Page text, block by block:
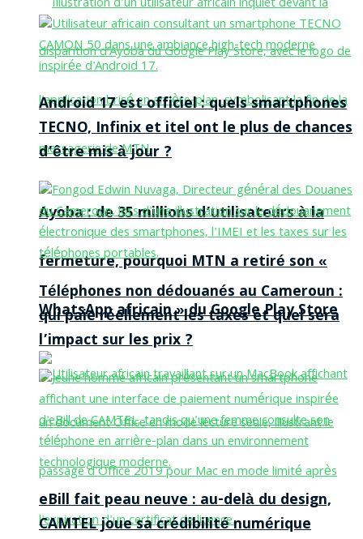
Ayoba : de 35 millions d’utilisateurs à la
fermeture, pourquoi MTN a retiré son «
WhatsApp africain » du Google Play Store
Android 17 est officiel : quels smartphones
TECNO, Infinix et itel ont le plus de chances
d’être mis à jour ?
Téléphones non dédouanés au Cameroun :
qui paie réellement les taxes et quel sera
l’impact sur les prix ?
eBill fait peau neuve : au-delà du design,
CAMTEL joue sa crédibilité numérique